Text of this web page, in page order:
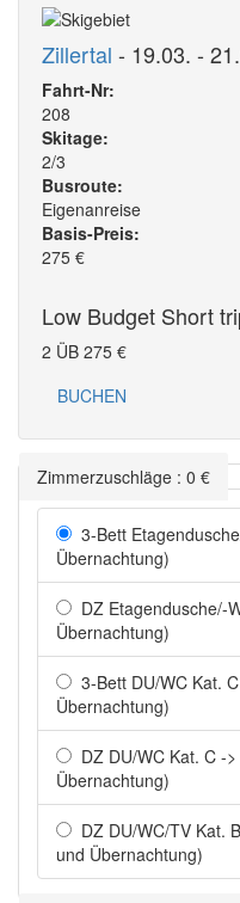
Zillertal - 19.03. -
Fahrt-Nr:
208
Skitage:
2/3
Busroute:
Eigenanreise
Basis-Preis:
275 €
Low Budget Short
2 ÜB 275 €
BUCHEN
Zimmerzuschläge : 0 €
3-Bett
Übernachtung)
DZ Etagendusche/-
Übernachtung)
3-Bett DU/WC Kat.
Übernachtung)
DZ DU/WC Kat. C -
Übernachtung)
DZ DU/WC/TV Kat.
und Übernachtung)